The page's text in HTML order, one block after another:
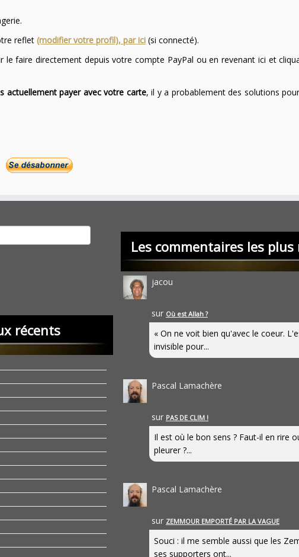
reflet (modifier votre profil), par ici(si connecté).
le faire directement depuis votre compte PayPal ou en revenant ici et
actuellement payer avec votre carte, il y a probablement des solutions
récents
Les commentaires les plus
jacou
sur Où est Allah ?
« On ne voit bien qu'avec le coeur.
invisible pour...
Pascal Lamachère
sur PAS DE CLIM !
Il est où le bon sens ? Faut-il en rire
pleurer ?...
Pascal Lamachère
sur ZEMMOUR EMPORTÉ PAR LA VAGUE
Souci : il me semble aussi que les
ses supporters ont...